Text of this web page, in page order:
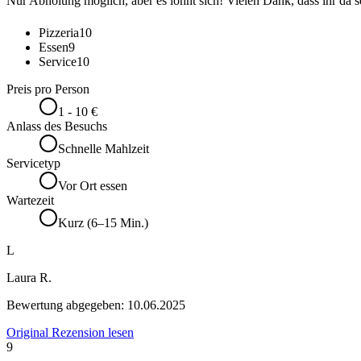
Pizzeria10
Essen9
Service10
Preis pro Person
1 - 10 €
Anlass des Besuchs
Schnelle Mahlzeit
Servicetyp
Vor Ort essen
Wartezeit
Kurz (6–15 Min.)
L
Laura R.
Bewertung abgegeben: 10.06.2025
Original Rezension lesen
9